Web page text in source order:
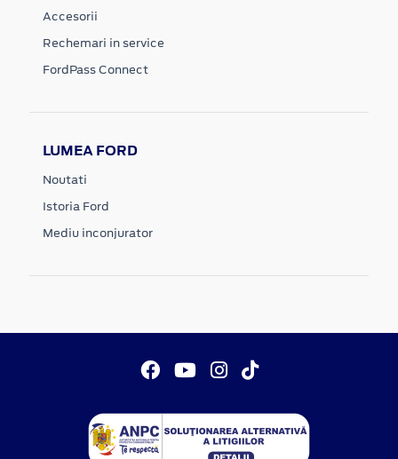
Accesorii
Rechemari in service
FordPass Connect
LUMEA FORD
Noutati
Istoria Ford
Mediu inconjurator